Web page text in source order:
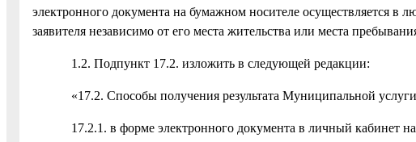
электронного документа на бумажном носителе осуществляется
заявителя независимо от его места жительства или места
1.2. Подпункт 17.2. изложить в следующей редакции:
«17.2. Способы получения результата Муниципальной
17.2.1. в форме электронного документа в личный кабинет